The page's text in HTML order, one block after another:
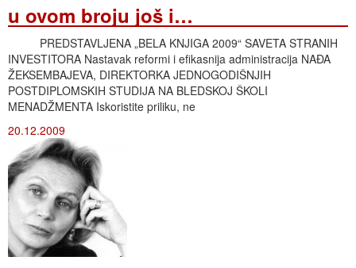
u ovom broju još i…
PREDSTAVLJENA „BELA KNJIGA 2009“ SAVETA STRANIH
INVESTITORA Nastavak reformi i efikasnija administracija NAĐA
ŽEKSEMBAJEVA, DIREKTORKA JEDNOGODIŠNJIH
POSTDIPLOMSKIH STUDIJA NA BLEDSKOJ ŠKOLI
MENADŽMENTA Iskoristite priliku, ne
20.12.2009